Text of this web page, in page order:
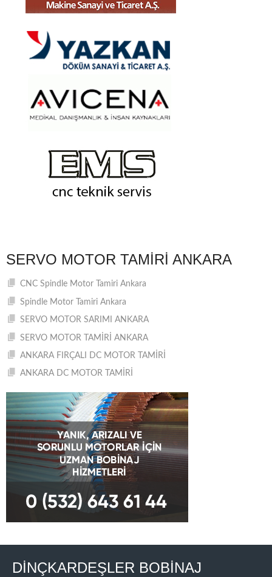
SERVO MOTOR TAMIRI ANKARA
CNC Spindle Motor Tamiri Ankara
Spindle Motor Tamiri Ankara
SERVO MOTOR SARIMI ANKARA
SERVO MOTOR TAMİRİ ANKARA
ANKARA FIRÇALI DC MOTOR TAMİRİ
ANKARA DC MOTOR TAMİRİ
DİNÇKARDEŞLER BOBİNAJ